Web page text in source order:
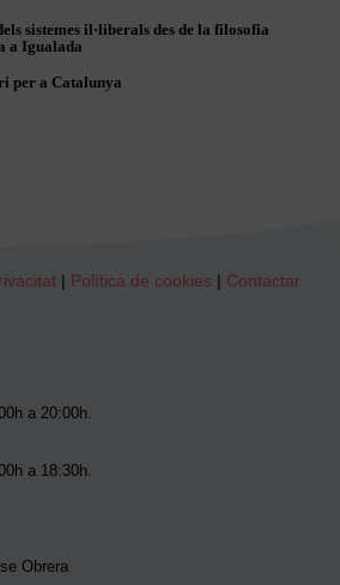
sistemes il·liberals des de la filosofia
a Igualada
per a Catalunya
| Política de cookies | Contactar
a 20:00h.
a 18:30h.
Obrera